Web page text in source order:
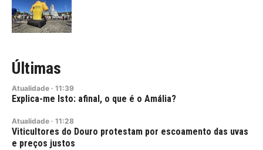
Últimas
Atualidade · 11:39
Explica-me Isto: afinal, o que é o Amália?
Atualidade · 11:28
Viticultores do Douro protestam por escoamento das uvas
e preços justos